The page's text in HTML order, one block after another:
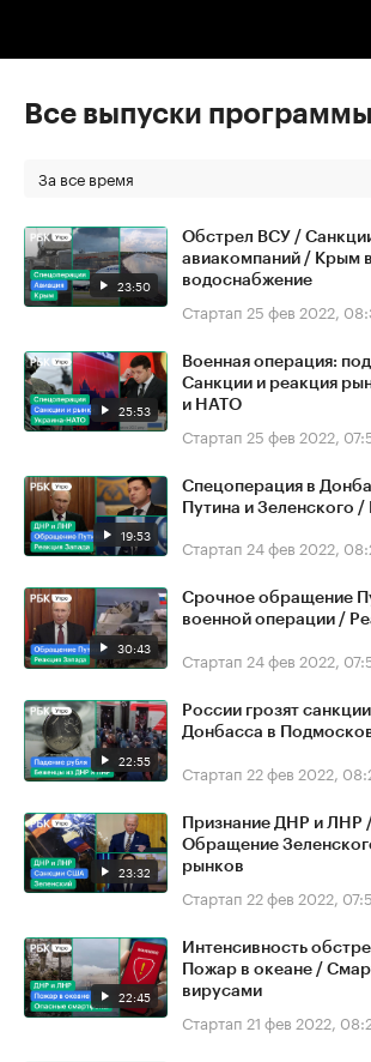
Все выпуски программы
За все время
23:50
Обстрел ВСУ /
авиакомпаний / Крым
водоснабжение
Стартап 25 фев 2022,
25:53
Военная операция:
Санкции и реакция
и НАТО
Стартап 25 фев 2022,
19:53
Спецоперация в
Путина и Зеленского
Стартап 24 фев 2022,
30:43
Срочное обращение
военной операции /
Стартап 24 фев 2022,
22:55
России грозят
Донбасса в
Стартап 22 фев 2022,
23:32
Признание ДНР и
Обращение
рынков
Стартап 22 фев 2022,
22:45
Интенсивность
Пожар в океане /
вирусами
Стартап 21 фев 2022,